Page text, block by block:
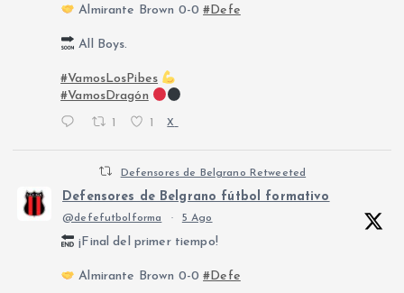
Almirante Brown 0-0#Defe
All Boys.
#VamosLosPibes
#VamosDragón
X
Defensores de Belgrano Retweeted
Defensores de Belgrano fútbol formativo
@defefutbolforma · 5 Ago
¡Final del primer tiempo!
Almirante Brown 0-0#Defe